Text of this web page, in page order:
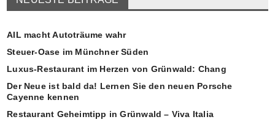
AIL macht Autoträume wahr
Steuer-Oase im Münchner Süden
Luxus-Restaurant im Herzen von Grünwald: Chang
Der Neue ist bald da! Lernen Sie den neuen Porsche
Cayenne kennen
Restaurant Geheimtipp in Grünwald – Viva Italia